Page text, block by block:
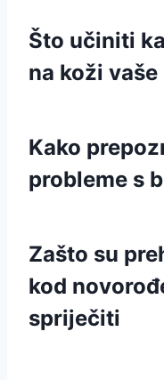
Što učiniti
na koži vaše
Kako
probleme s
Zašto su
kod
spriječiti